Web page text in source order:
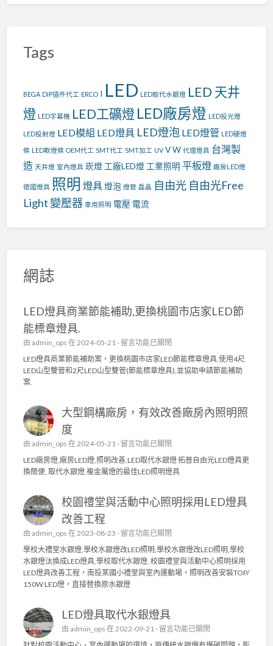
Tags
BEGA DIP插件代工 ERCO I LED LED取代水銀燈 LED 天井
燈 LED字幕機 LED工礦燈 LED廠房燈 LED投光燈
LED投射燈 LED模組 LED燈具 LED燈泡 LED燈管 LED硬燈
條 LED軟燈條 OEM代工 SMT代工 SMT加工 UV V W 代理燈具 台灣製
造 天井燈 室內燈具 崁燈 工廠LED燈 工業照明 平板燈 廠房LED燈
德國燈具 照明 燈具 燈泡 燈管 磊晶 自由光 自由光Free
Light變壓器 車用照明 電壓 電流
網誌
LED燈具商業節能補助,更換桃園市店家LED節
能標章燈具.
由 admin_ops 在 2024-05-21 - 在
〈
L
E
具
節
能
補
更
園
市
店
家
L
D
節
能
標
留言功能已關閉
LED燈具商業節能補助案，更換桃園市店家LED節能標章燈具.使用4尺
LED山型雙管和2尺LED山型雙管(節能標章燈具),並協助申請節能補助
案.
大型鋼構廠房，有效改善廠房內照明照
度
由 admin_ops 在 2024-05-21 - 在
〈
大
型
構
，
有
效
改
善
內
照
明
留言功能已關閉
LED廠房燈,廠房LED燈,照明改善,LED取代水銀燈 拓普自由光LED燈具更
換簡便, 取代水銀燈,複金屬燈的最佳LED照明燈具
校園禮堂與活動中心照明採用LED燈具
改善工程
由 admin_ops 在 2023-08-23 - 在
〈
校
園
禮
堂
活
動
留言功能已關閉
學校大禮堂水銀燈,學校水銀燈改LED照明,學校水銀燈改LED照明,學校
水銀燈汰換成LED燈具,學校取代水銀燈, 校園禮堂與活動中心照明採用
LED燈具改善工程，南投某國小禮堂與室內運動場，照明改善安裝TOP/
150W LED燈，直接替換原水銀燈
LED燈具取代水銀燈具
由admin_ops 在 2022-09-21 - 在
〈
留言功能已關閉